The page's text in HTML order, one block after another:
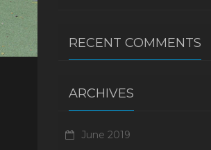
RECENT COMMENTS
ARCHIVES
June 2019